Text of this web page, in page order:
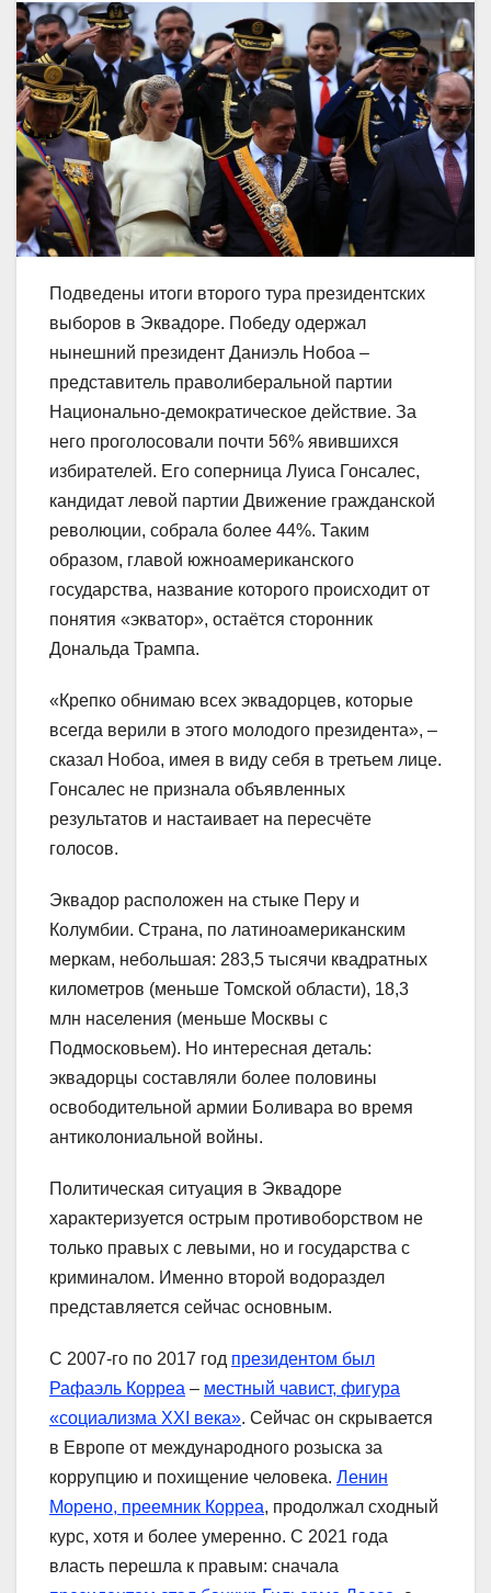
Подведены итоги второго тура президентских
выборов в Эквадоре. Победу одержал
нынешний президент Даниэль Нобоа –
представитель праволиберальной партии
Национально-демократическое действие. За
него проголосовали почти 56% явившихся
избирателей. Его соперница Луиса Гонсалес,
кандидат левой партии Движение гражданской
революции, собрала более 44%. Таким
образом, главой южноамериканского
государства, название которого происходит от
понятия «экватор», остаётся сторонник
Дональда Трампа.
«Крепко обнимаю всех эквадорцев, которые
всегда верили в этого молодого президента», –
сказал Нобоа, имея в виду себя в третьем лице.
Гонсалес не признала объявленных
результатов и настаивает на пересчёте
голосов.
Эквадор расположен на стыке Перу и
Колумбии. Страна, по латиноамериканским
меркам, небольшая: 283,5 тысячи квадратных
километров (меньше Томской области), 18,3
млн населения (меньше Москвы с
Подмосковьем). Но интересная деталь:
эквадорцы составляли более половины
освободительной армии Боливара во время
антиколониальной войны.
Политическая ситуация в Эквадоре
характеризуется острым противоборством не
только правых с левыми, но и государства с
криминалом. Именно второй водораздел
представляется сейчас основным.
С 2007-го по 2017 год президентом был
Рафаэль Корреа – местный чавист, фигура
«социализма XXI века». Сейчас он скрывается
в Европе от международного розыска за
коррупцию и похищение человека. Ленин
Морено, преемник Корреа, продолжал сходный
курс, хотя и более умеренно. С 2021 года
власть перешла к правым: сначала